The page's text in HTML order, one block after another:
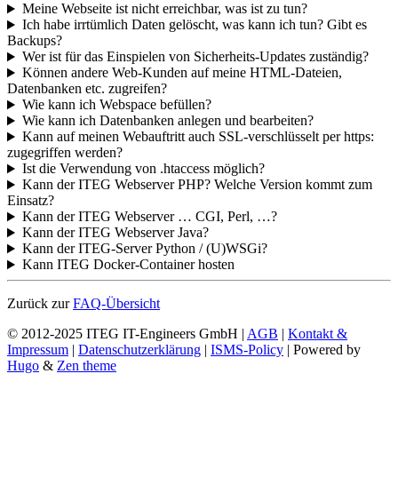
Meine Webseite ist nicht erreichbar, was ist zu tun?
Ich habe irrtümlich Daten gelöscht, was kann ich tun? Gibt es
Backups?
Wer ist für das Einspielen von Sicherheits-Updates zuständig?
Können andere Web-Kunden auf meine HTML-Dateien,
Datenbanken etc. zugreifen?
Wie kann ich Webspace befüllen?
Wie kann ich Datenbanken anlegen und bearbeiten?
Kann auf meinen Webauftritt auch SSL-verschlüsselt per https:
zugegriffen werden?
Ist die Verwendung von .htaccess möglich?
Kann der ITEG Webserver PHP? Welche Version kommt zum
Einsatz?
Kann der ITEG Webserver … CGI, Perl, …?
Kann der ITEG Webserver Java?
Kann der ITEG-Server Python / (U)WSGi?
Kann ITEG Docker-Container hosten
Zurück zurFAQ-Übersicht
© 2012-2025 ITEG IT-Engineers GmbH | AGB | Kontakt &
Impressum | Datenschutzerklärung | ISMS-Policy | Powered by
Hugo & Zen theme